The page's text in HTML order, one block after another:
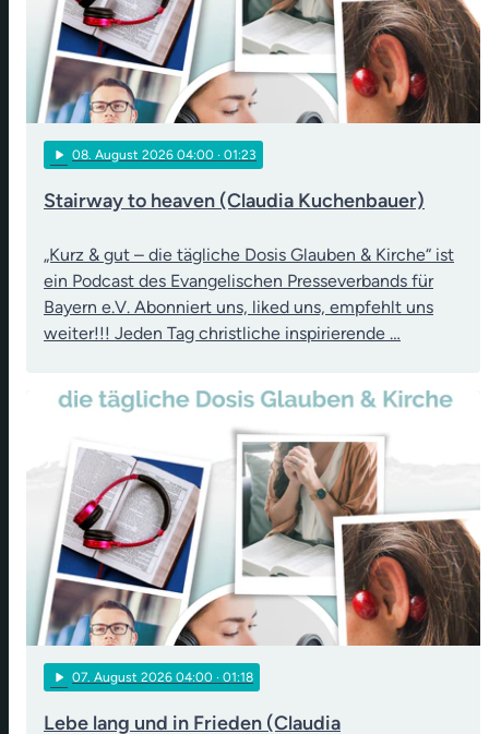
play_arrow 08. August 2026 04:00 · 01:23
Stairway to heaven (Claudia Kuchenbauer)
„Kurz & gut – die tägliche Dosis Glauben & Kirche“ ist
ein Podcast des Evangelischen Presseverbands für
Bayern e.V. Abonniert uns, liked uns, empfehlt uns
weiter!!! Jeden Tag christliche inspirierende …
play_arrow 07. August 2026 04:00 · 01:18
Lebe lang und in Frieden (Claudia